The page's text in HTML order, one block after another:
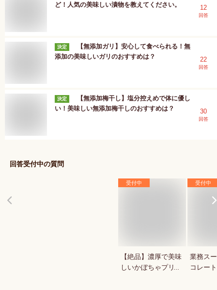
ど！人気の美味しい漬物を教えてください。
12
回答
決定
【無添加ガリ】安心して食べられる！無
添加の美味しいガリのおすすめは？
22
回答
決定
【無添加梅干し】塩分控えめで体に優し
い！美味しい無添加梅干しのおすすめは？
30
回答
回答受付中の質問
受付中
【絶品】濃厚で美味
しいかぼちゃプリン
受付中
業務ス
コレー